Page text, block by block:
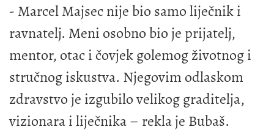
- Marcel Majsec nije bio samo liječnik i
ravnatelj. Meni osobno bio je prijatelj,
mentor, otac i čovjek golemog životnog i
stručnog iskustva. Njegovim odlaskom
zdravstvo je izgubilo velikog graditelja,
vizionara i liječnika – rekla je Bubaš.